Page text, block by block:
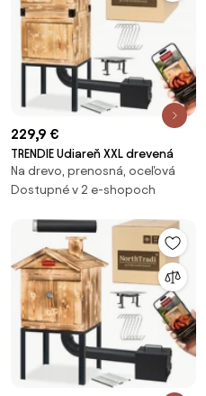
229,9 €
TRENDIE Udiareň XXL drevená
Na drevo, prenosná, oceľová
Dostupné v 2 e-shopoch